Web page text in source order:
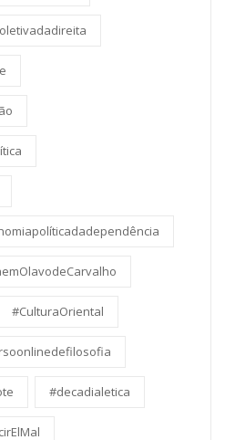
#CulturaOriental
#decadialetica